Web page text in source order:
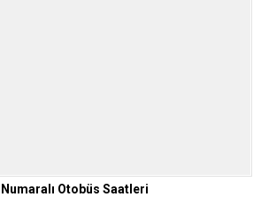
Otobüs Saatleri